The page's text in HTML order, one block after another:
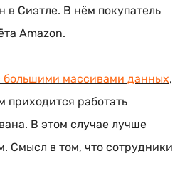
в Сиэтле. В нём покупатель
Amazon.
массивами данных,
приходится работать
В этом случае лучше
Смысл в том, что сотрудники